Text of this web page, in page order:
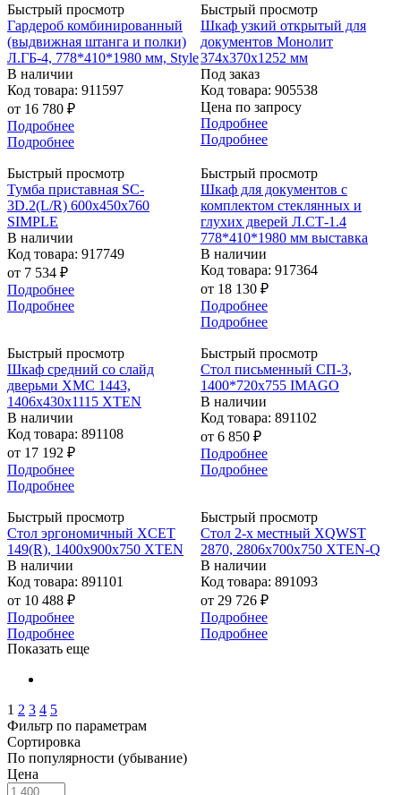
Быстрый просмотр
Гардероб комбинированный
(выдвижная штанга и полки)
Л.ГБ-4, 778*410*1980 мм, Style
В наличии
Код товара: 911597
от 16 780 ₽
Подробнее
Подробнее
Быстрый просмотр
Шкаф узкий открытый для
документов Монолит
374х370х1252 мм
Под заказ
Код товара: 905538
Цена по запросу
Подробнее
Подробнее
Быстрый просмотр
Тумба приставная SC-
3D.2(L/R) 600х450х760
SIMPLE
В наличии
Код товара: 917749
от 7 534 ₽
Подробнее
Подробнее
Быстрый просмотр
Шкаф для документов с
комплектом стеклянных и
глухих дверей Л.СТ-1.4
778*410*1980 мм выставка
В наличии
Код товара: 917364
от 18 130 ₽
Подробнее
Подробнее
Быстрый просмотр
Шкаф средний со слайд
дверьми XMC 1443,
1406х430х1115 XTEN
В наличии
Код товара: 891108
от 17 192 ₽
Подробнее
Подробнее
Быстрый просмотр
Стол письменный СП-3,
1400*720х755 IMAGO
В наличии
Код товара: 891102
от 6 850 ₽
Подробнее
Подробнее
Быстрый просмотр
Стол эргономичный XCET
149(R), 1400х900х750 XTEN
В наличии
Код товара: 891101
от 10 488 ₽
Подробнее
Подробнее
Быстрый просмотр
Стол 2-х местный XQWST
2870, 2806х700х750 XTEN-Q
В наличии
Код товара: 891093
от 29 726 ₽
Подробнее
Подробнее
Показать еще
1 2 3 4 5
Фильтр по параметрам
Сортировка
По популярности (убывание)
Цена